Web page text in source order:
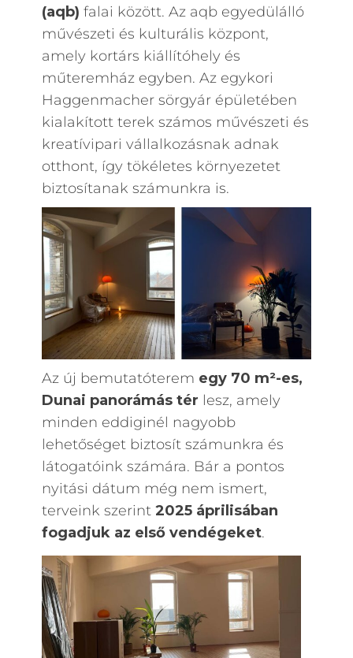
(aqb) falai között. Az aqb egyedülálló
művészeti és kulturális központ,
amely kortárs kiállítóhely és
műteremház egyben. Az egykori
Haggenmacher sörgyár épületében
kialakított terek számos művészeti és
kreatívipari vállalkozásnak adnak
otthont, így tökéletes környezetet
biztosítanak számunkra is.
Az új bemutatóterem egy 70 m²-es,
Dunai panorámás tér lesz, amely
minden eddiginél nagyobb
lehetőséget biztosít számunkra és
látogatóink számára. Bár a pontos
nyitási dátum még nem ismert,
terveink szerint 2025 áprilisában
fogadjuk az első vendégeket.